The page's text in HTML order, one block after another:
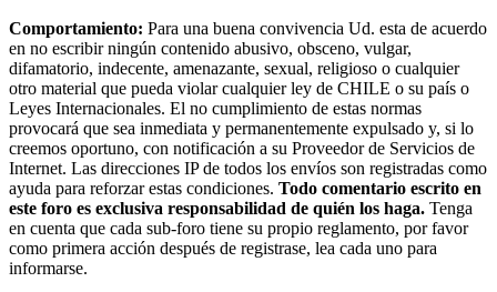
Comportamiento: Para una buena convivencia Ud. esta de acuerdo
en no escribir ningún contenido abusivo, obsceno, vulgar,
difamatorio, indecente, amenazante, sexual, religioso o cualquier
otro material que pueda violar cualquier ley de CHILE o su país o
Leyes Internacionales. El no cumplimiento de estas normas
provocará que sea inmediata y permanentemente expulsado y, si lo
creemos oportuno, con notificación a su Proveedor de Servicios de
Internet. Las direcciones IP de todos los envíos son registradas como
ayuda para reforzar estas condiciones. Todo comentario escrito en
este foro es exclusiva responsabilidad de quién los haga. Tenga
en cuenta que cada sub-foro tiene su propio reglamento, por favor
como primera acción después de registrase, lea cada uno para
informarse.